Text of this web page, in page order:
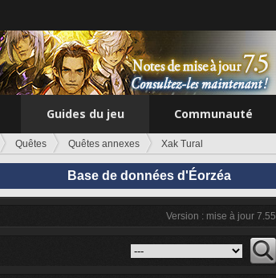
Guides du jeu Communauté
Quêtes Quêtes annexes Xak Tural
Base de données d'Éorzéa
Version : mise à jour 7.55